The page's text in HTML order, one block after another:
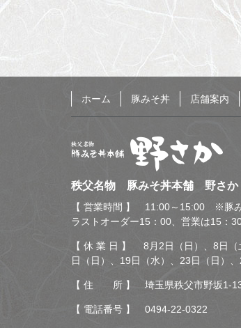
ホーム 豚みそ丼 店舗案内
秩父名物 豚みそ丼本舗
野さか
秩父名物 豚みそ丼本舗 野さか
【 営業時間 】 11:00～15:00 ※豚み
ラストオーダー15：00、営業は15：
【 休 業 日 】 8月2日（日）、8日（
日（日）、19日（水）、23日（日）
【 住 所 】 埼玉県秩父市野坂1-
【 電話番号 】 0494-22-0322